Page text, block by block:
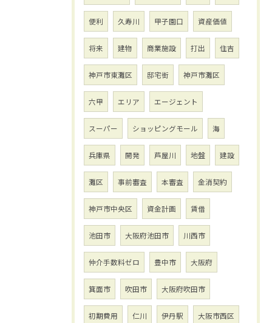
便利 久寿川 甲子園口 資産価値
将来 建物 商業施設 打出 住吉
神戸市東灘区 邸宅街 神戸市灘区
六甲 エリア エージェント
スーパー ショッピングモール 海
兵庫県 開発 芦屋川 地盤 建設
灘区 事前審査 本審査 金消契約
神戸市中央区 資金計画 賃借
池田市 大阪府池田市 川西市
仲介手数料ゼロ 豊中市 大阪府
箕面市 吹田市 大阪府吹田市
初期費用 仁川 伊丹駅 大阪市西区